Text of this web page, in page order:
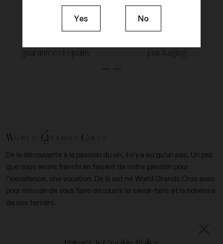
Yes No
guaranteed quality
packaging
De la découverte à la passion du vin, il n'y a eu qu'un pas. Un pas
que nous avons franchi en faisant de notre passion pour
l’excellence, une vocation. De là est né World Grands Crus avec
pour mission de vous faire découvrir le savoir-faire et la richesse
de nos terroirs.